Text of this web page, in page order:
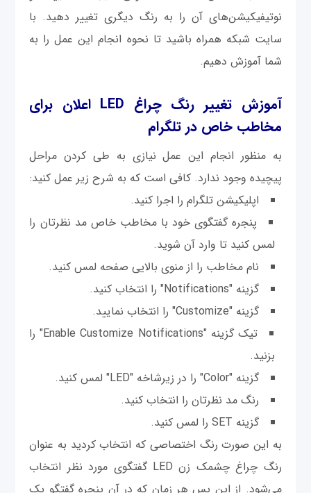
نوتیفیکیشن‌های آن را به رنگ دیگری تغییر دهید. با
سایت شبکه همراه باشید تا نحوه انجام این عمل را به
شما آموزش دهیم.
آموزش تغییر رنگ چراغ LED اعلان برای
مخاطب خاص در تلگرام
به منظور انجام این عمل نیازی به طی کردن مراحل
پیچیده وجود ندارد. کافی است که به شرح زیر عمل کنید:
اپلیکیشن تلگرام را اجرا کنید.
پنجره گفتگوی خود با مخاطب خاص مد نظرتان را
لمس کنید تا وارد آن شوید.
نام مخاطب را از منوی بالایی صفحه لمس کنید.
گزینه "Notifications" را انتخاب کنید.
گزینه "Customize" را انتخاب نمایید.
تیک گزینه "Enable Customize Notifications" را
بزنید.
گزینه "Color" را در زیرشاخه "LED" لمس کنید.
رنگ مد نظرتان را انتخاب کنید.
گزینه SET را لمس کنید.
به این صورت رنگ اختصاصی که انتخاب کردید به عنوان
رنگ چراغ چشمک زن LED گفتگوی مورد نظر انتخاب
می‌شود. از این پس هر زمان که در آن پنجره گفتگو یک